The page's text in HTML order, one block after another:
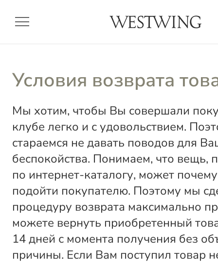
menu
Условия возврата
Мы хотим, чтобы Вы совершали
клубе легко и с удовольствием.
стараемся не давать поводов для
беспокойства. Понимаем, что вещь,
по интернет-каталогу, может
подойти покупателю. Поэтому мы
процедуру возврата максимально
можете вернуть приобретенный
14 дней с момента получения без
причины. Если Вам поступил товар